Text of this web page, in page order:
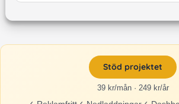
Stöd projektet
39 kr/mån · 249 kr/år